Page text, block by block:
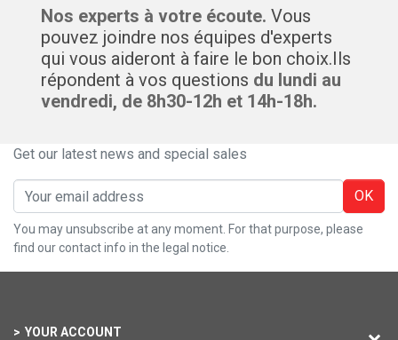
Nos experts à votre écoute. Vous
pouvez joindre nos équipes d'experts
qui vous aideront à faire le bon choix.Ils
répondent à vos questions du lundi au
vendredi, de 8h30-12h et 14h-18h.
Get our latest news and special sales
OK
You may unsubscribe at any moment. For that purpose, please
find our contact info in the legal notice.
YOUR ACCOUNT